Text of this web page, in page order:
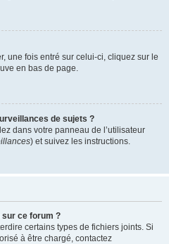
une fois entré sur celui-ci, cliquez sur le
en bas de page.
de sujets ?
dans votre panneau de l’utilisateur
) et suivez les instructions.
ce forum ?
certains types de fichiers joints. Si
à être chargé, contactez